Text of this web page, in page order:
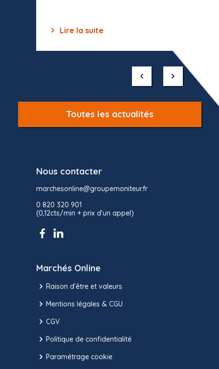
Lire la suite
Toutes les actualités
Nous contacter
marchesonline@groupemoniteur.fr
0 820 320 901
(0,12cts/min + prix d’un appel)
Marchés Online
Raison d’être et valeurs
Mentions légales & CGU
CGV
Politique de confidentialité
Paramétrage cookie